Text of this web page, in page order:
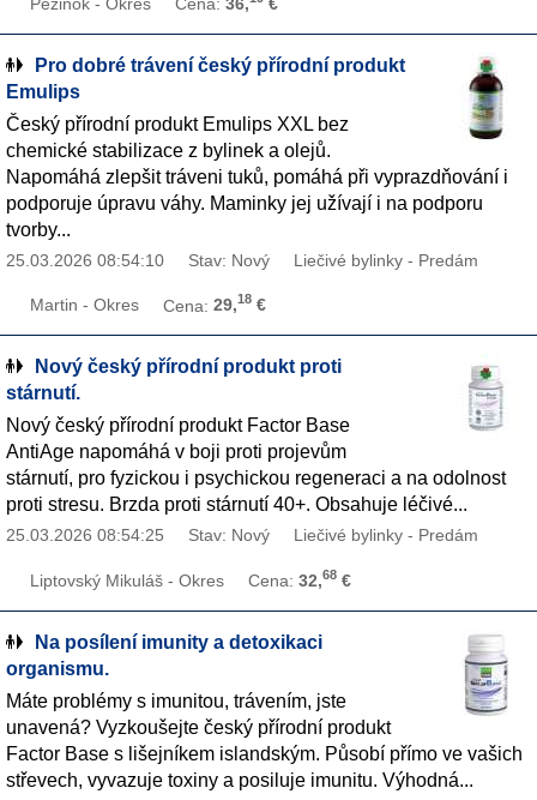
Pezinok - Okres Cena: 36, €
Pro dobré trávení český přírodní produkt
Emulips
Český přírodní produkt Emulips XXL bez
chemické stabilizace z bylinek a olejů.
Napomáhá zlepšit tráveni tuků, pomáhá při vyprazdňování i
podporuje úpravu váhy. Maminky jej užívají i na podporu
tvorby...
25.03.2026 08:54:10 Stav: Nový Liečivé bylinky - Predám
Martin - Okres Cena: 29,18 €
Nový český přírodní produkt proti
stárnutí.
Nový český přírodní produkt Factor Base
AntiAge napomáhá v boji proti projevům
stárnutí, pro fyzickou i psychickou regeneraci a na odolnost
proti stresu. Brzda proti stárnutí 40+. Obsahuje léčivé...
25.03.2026 08:54:25 Stav: Nový Liečivé bylinky - Predám
Liptovský Mikuláš - Okres Cena: 32,68 €
Na posílení imunity a detoxikaci
organismu.
Máte problémy s imunitou, trávením, jste
unavená? Vyzkoušejte český přírodní produkt
Factor Base s lišejníkem islandským. Působí přímo ve vašich
střevech, vyvazuje toxiny a posiluje imunitu. Výhodná...